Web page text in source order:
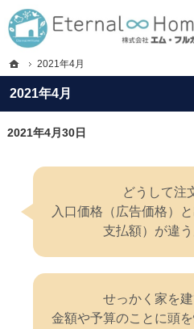
2021年4月
プロの目線からご提案。岐阜県海津市・西
岐阜県海津市・西濃地域の新築・注文住宅
2021年4月30日
どうして注
入口価格（広告価格）
支払額）が違
せっかく家を建
金額や予算のことに頭
ホーム
2021年4月